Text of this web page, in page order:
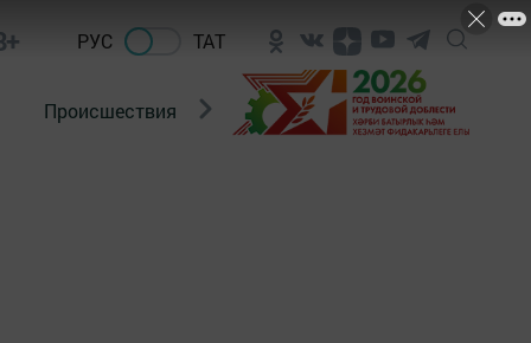
РУС ТАТ
Происшествия Новости Госавтоинспекции